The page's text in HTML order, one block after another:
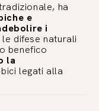
ha
e
i
difese naturali
benefico
la
legati alla